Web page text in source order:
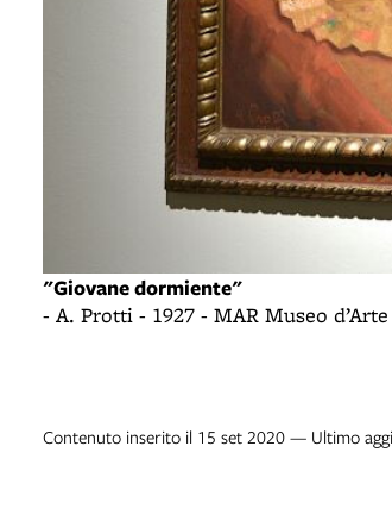
"Giovane dormiente"
- A. Protti - 1927 - MAR Museo
Contenuto inserito il 15 set 2020 — Ultimo